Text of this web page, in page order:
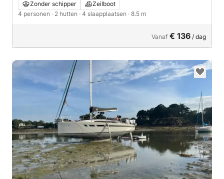
Zonder schipper
Zeilboot
4 personen · 2 hutten · 4 slaapplaatsen · 8.5 m
Vanaf € 136 / dag